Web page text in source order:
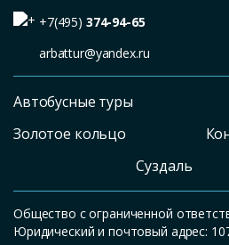
+7(495) 374-94-65
arbattur@yandex.ru
Автобусные туры
Золотое кольцо
Суздаль
Общество с ограниченной
Юридический и почтовый адрес: